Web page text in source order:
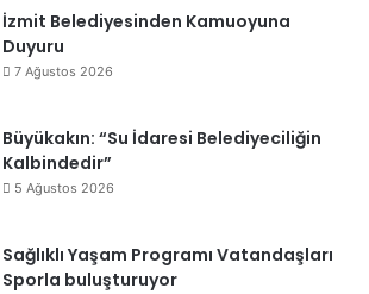
İzmit Belediyesinden Kamuoyuna
Duyuru
7 Ağustos 2026
Büyükakın: “Su İdaresi Belediyeciliğin
Kalbindedir”
5 Ağustos 2026
Sağlıklı Yaşam Programı Vatandaşları
Sporla buluşturuyor